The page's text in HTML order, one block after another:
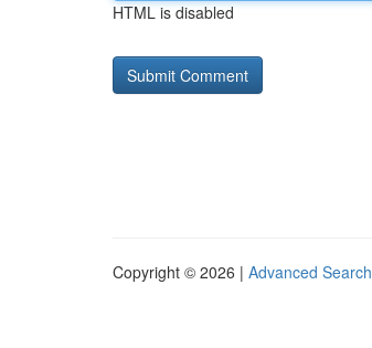
HTML is disabled
Copyright © 2026 | Advanced Search